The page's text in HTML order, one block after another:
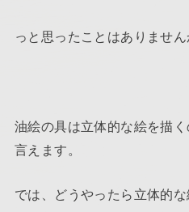
っと思ったことはありません
油絵の具は立体的な絵を描
言えます。
では、どうやったら立体的な